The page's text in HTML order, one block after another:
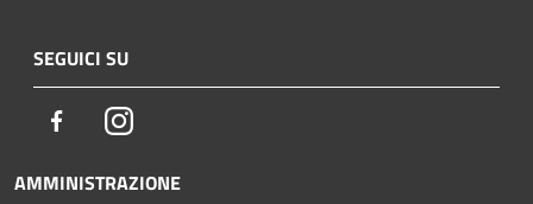
SEGUICI SU
FacebookInstagram
AMMINISTRAZIONE